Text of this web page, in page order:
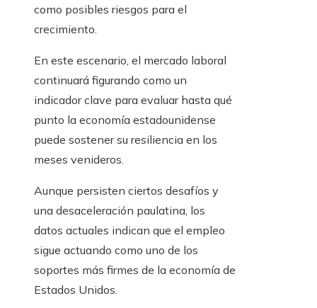
como posibles riesgos para el
crecimiento.
En este escenario, el mercado laboral
continuará figurando como un
indicador clave para evaluar hasta qué
punto la economía estadounidense
puede sostener su resiliencia en los
meses venideros.
Aunque persisten ciertos desafíos y
una desaceleración paulatina, los
datos actuales indican que el empleo
sigue actuando como uno de los
soportes más firmes de la economía de
Estados Unidos.